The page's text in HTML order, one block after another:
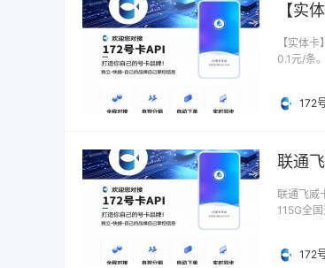
【实
【实体
0.1元/条
172
联通
联通飞威
115G全
172